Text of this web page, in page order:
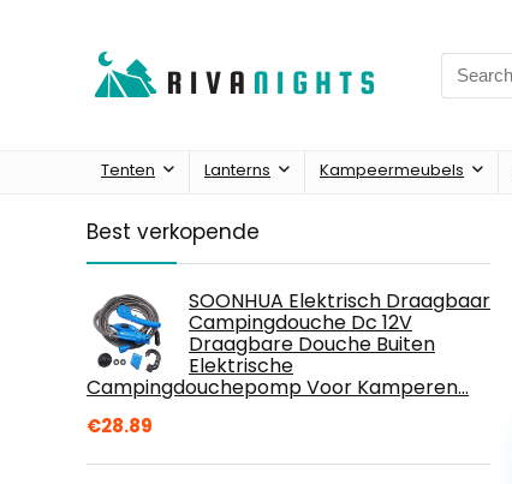
Search
for:
Tenten Lanterns Kampeermeubels
Best verkopende
SOONHUA Elektrisch Draagbaar
Campingdouche Dc 12V
Draagbare Douche Buiten
Elektrische
Campingdouchepomp Voor Kamperen…
€28.89